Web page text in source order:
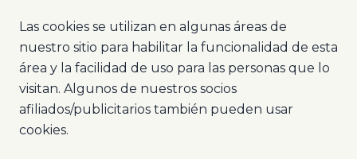
Las cookies se utilizan en algunas áreas de
nuestro sitio para habilitar la funcionalidad de esta
área y la facilidad de uso para las personas que lo
visitan. Algunos de nuestros socios
afiliados/publicitarios también pueden usar
cookies.